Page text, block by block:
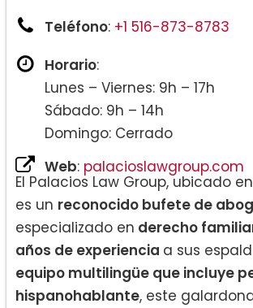
Teléfono: +1 516-873-8783
Horario:
Lunes – Viernes: 9h – 17h
Sábado: 9h – 14h
Domingo: Cerrado
Web: palacioslawgroup.com
El Palacios Law Group, ubicado
es un reconocido bufete de
especializado en derecho
años de experiencia a sus
equipo multilingüe que incluye
hispanohablante, este